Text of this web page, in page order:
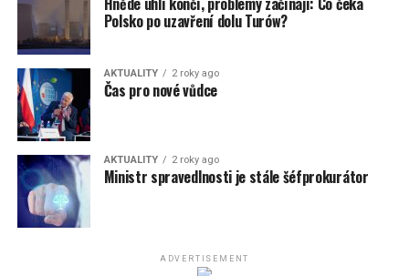
Polsko po uzavření dolu Turów?
AKTUALITY 2 roky ago
Čas pro nové vůdce
AKTUALITY 2 roky ago
Ministr spravedlnosti je stále šéfprokurátor
ADVERTISEMENT